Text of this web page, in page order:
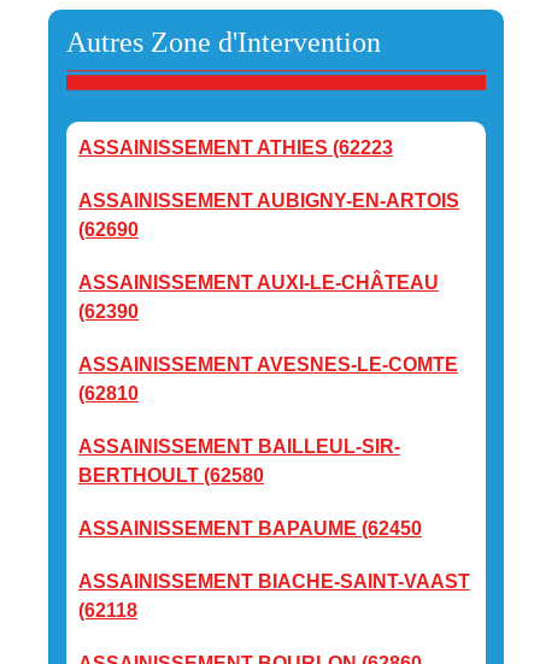
Autres Zone d'Intervention
ASSAINISSEMENT ATHIES (62223
ASSAINISSEMENT AUBIGNY-EN-ARTOIS
(62690
ASSAINISSEMENT AUXI-LE-CHÂTEAU
(62390
ASSAINISSEMENT AVESNES-LE-COMTE
(62810
ASSAINISSEMENT BAILLEUL-SIR-
BERTHOULT (62580
ASSAINISSEMENT BAPAUME (62450
ASSAINISSEMENT BIACHE-SAINT-VAAST
(62118